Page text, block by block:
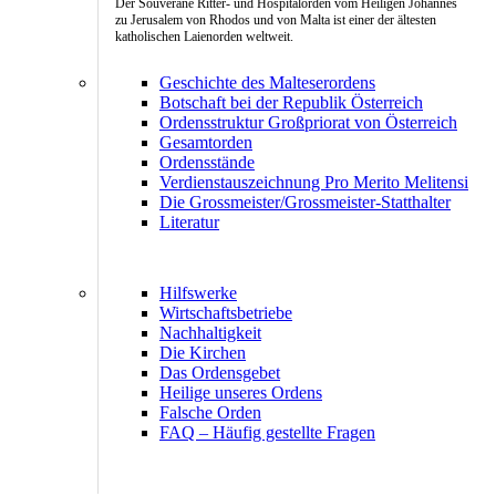
Der Souveräne Ritter- und Hospitalorden vom Heiligen Johannes
zu Jerusalem von Rhodos und von Malta ist einer der ältesten
katholischen Laienorden weltweit.
Geschichte des Malteserordens
Botschaft bei der Republik Österreich
Ordensstruktur Großpriorat von Österreich
Gesamtorden
Ordensstände
Verdienstauszeichnung Pro Merito Melitensi
Die Grossmeister/Grossmeister-Statthalter
Literatur
Hilfswerke
Wirtschaftsbetriebe
Nachhaltigkeit
Die Kirchen
Das Ordensgebet
Heilige unseres Ordens
Falsche Orden
FAQ – Häufig gestellte Fragen